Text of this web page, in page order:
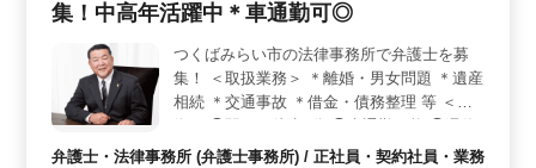
できるため、通勤ストレスを最小限に抑えられます。ま
することができます。 ＜働きやすさ＞ 週休2日制
で、プライベートの時間をしっかり確保できます。残業
も少なめで、仕事と生活のバランスを取りやすい環境で
す。また、未経験の分野も積極的にサポートするため、
新たなチャレンジも歓迎されています。
集！中高年活躍中＊車通勤可◎
つくばみらい市の法律事務所で弁護士を募
集！ ＜取扱業務＞ ＊離婚・男女問題 ＊遺産
相続 ＊交通事故 ＊借金・債務整理 等 ＜特
日 未経験分野の案件も積極的にサポート◎
弁護士・法律事務所 (弁護士事務所) / 正社員・契約社員・業務